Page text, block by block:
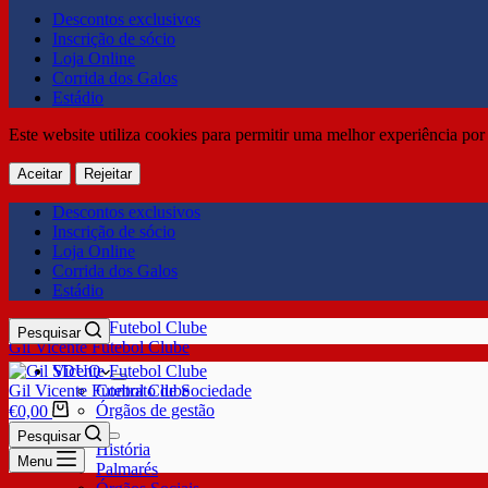
Descontos exclusivos
Inscrição de sócio
Loja Online
Corrida dos Galos
Estádio
Este website utiliza cookies para permitir uma melhor experiência
Aceitar Rejeitar
Descontos exclusivos
Inscrição de sócio
Loja Online
Corrida dos Galos
Estádio
Gil Vicente Futebol Clube
Pesquisar
SDUQ
Contrato de Sociedade
Órgãos de gestão
Clube
História
Palmarés
Gil Vicente Futebol Clube
€0,00
Pesquisar
Menu